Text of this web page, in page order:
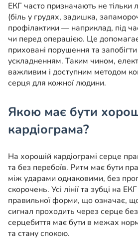
ЕКГ часто призначають не
(біль у грудях, задишка,
профілактики — наприклад, під
чи перед операцією. Це
приховані порушення та
ускладненням. Таким чином,
важливим і доступним методом
серця для кожної людини.
Якою має бути
кардіограма?
На хорошій кардіограмі серце
та без перебоїв. Ритм має бути
між ударами однаковими, без
скорочень. Усі лінії та зубці на
правильної форми, що означає,
сигнал проходить через серце
серцебиття має бути в межах
та стану спокою.